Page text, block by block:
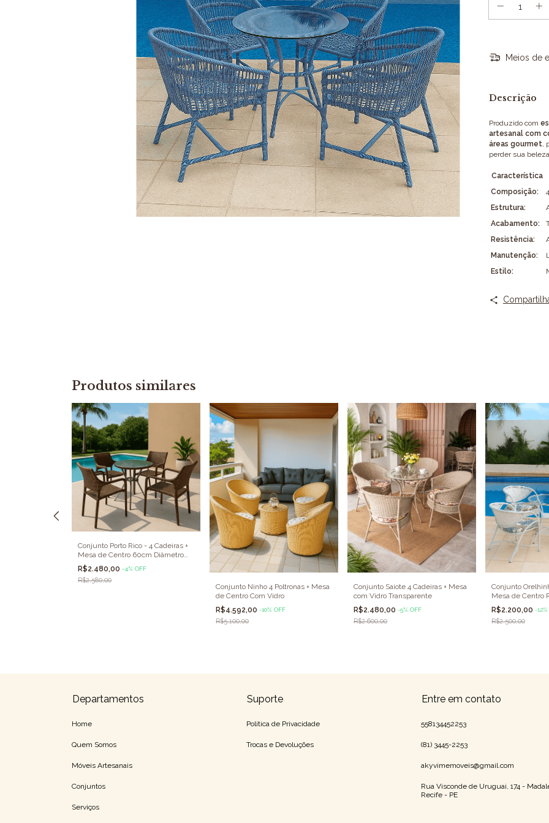
Meios de
Descrição
Produzido com
artesanal com
áreas gourmet,
perder sua
Característica
Composição:
Estrutura:
Acabamento:
Resistência:
Manutenção:
Estilo:
Produtos similares
Conjunto Porto Rico - 4 Cadeiras +
Mesa de Centro 60cm Diâmetro
com Vidro
R$2.480,00 -4% OFF
R$2.580,00
Conjunto Ninho 4 Poltronas + Mesa
de Centro Com Vidro
R$4.592,00 -10% OFF
R$5.100,00
Conjunto Saiote 4 Cadeiras + Mesa
com Vidro Transparente
R$2.480,00 -5% OFF
R$2.600,00
Conjunto
Mesa de Centro
com Vidro
R$2.200,00 -12%
R$2.500,00
Departamentos
Home
Quem Somos
Móveis Artesanais
Conjuntos
Serviços
Suporte
Política de Privacidade
Trocas e Devoluções
Entre em contato
558134452253
(81) 3445-2253
akyvimemoveis@gmail.com
Rua Visconde de Uruguai, 174 -
Recife - PE